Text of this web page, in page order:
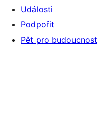
Události
Podpořit
Pět pro budoucnost